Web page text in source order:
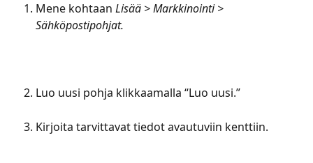
Mene kohtaan Lisää > Markkinointi >
Sähköpostipohjat.
Luo uusi pohja klikkaamalla “Luo uusi.”
Kirjoita tarvittavat tiedot avautuviin kenttiin.